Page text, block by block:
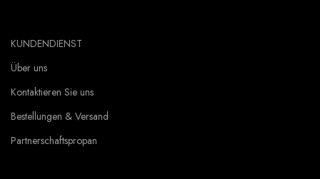
KUNDENDIENST
Über uns
Kontaktieren Sie uns
Bestellungen & Versand
Partnerschaftspropan